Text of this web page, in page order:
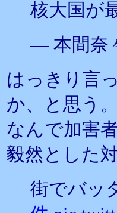
核大国が
— 本間奈
はっきり言
か、と思う。
なんで加害
毅然とした
街でバッ